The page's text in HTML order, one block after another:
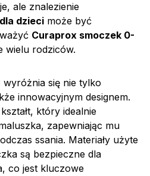
ale znalezienie
dzieci może być
Curaprox smoczek 0-
wielu rodziców.
się nie tylko
innowacyjnym designem.
który idealnie
zapewniając mu
ssania. Materiały użyte
są bezpieczne dla
co jest kluczowe